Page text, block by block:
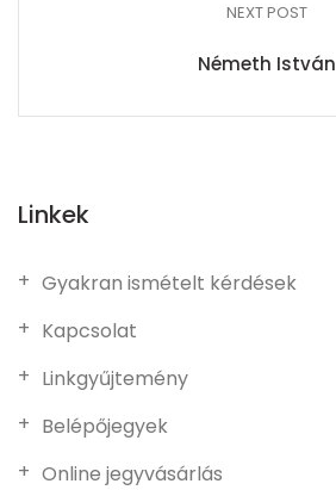
NEXT POST
Németh István
Linkek
Gyakran ismételt kérdések
Kapcsolat
Linkgyűjtemény
Belépőjegyek
Online jegyvásárlás